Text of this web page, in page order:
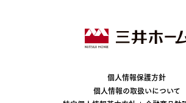
個人情報保護方針
個人情報の取扱いについて